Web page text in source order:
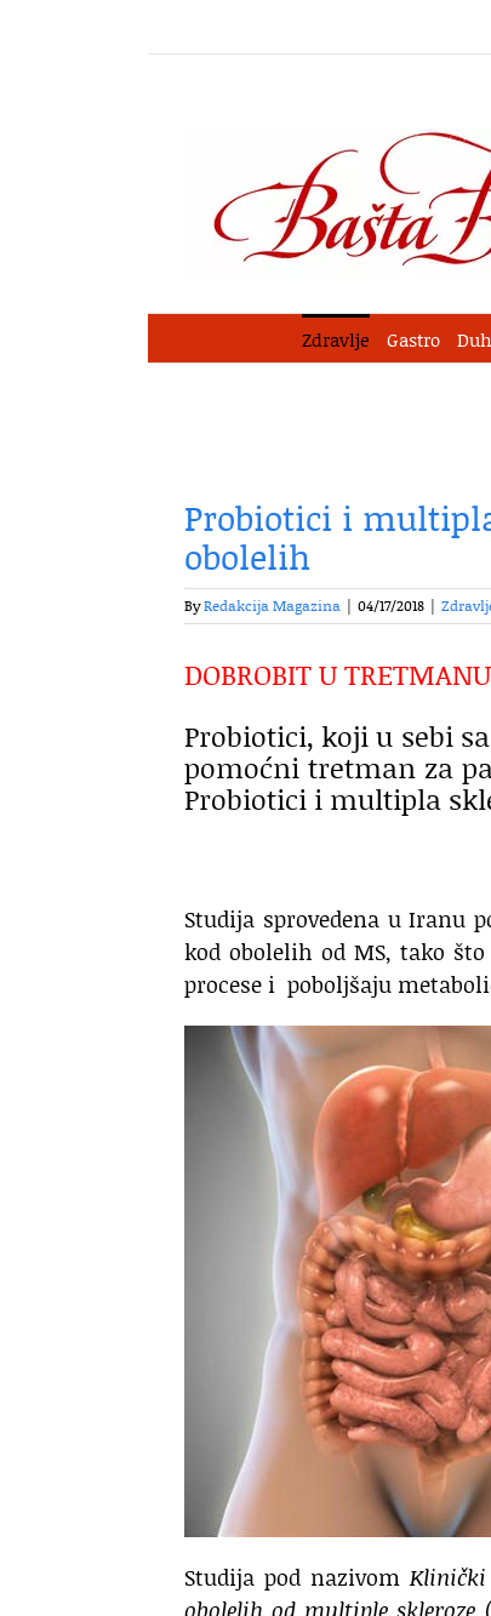
Zdravlje Gastro
Probiotici i
obolelih
ByRedakcija Magazina | 04/17/2018 |
DOBROBIT U
Probiotici, koji u sebi
pomoćni tretman za
Probiotici i multipla
Studija sprovedena u Iranu
kod obolelih od MS, tako
procese i poboljšaju
Studija pod nazivom
obolelih od multiple skleroze